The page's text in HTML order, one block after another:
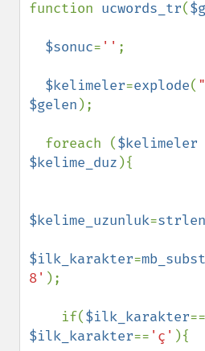
function ucwords_tr(
$sonuc= '' ;
$kelimeler=explode(
$gelen );
  foreach (
$kelimeler
$kelime_duz ){
$kelime_uzunluk=strlen
$ilk_karakter=
8' );
    if(
$ilk_karakter==
$ilk_karakter== 'ç' ){